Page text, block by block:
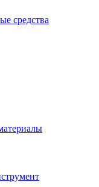
средства